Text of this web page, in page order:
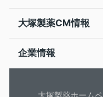
大塚製薬CM情報
企業情報